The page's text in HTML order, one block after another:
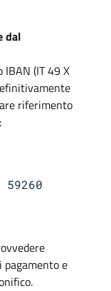
dal
IBAN (IT 49 X
riferimento
e
.